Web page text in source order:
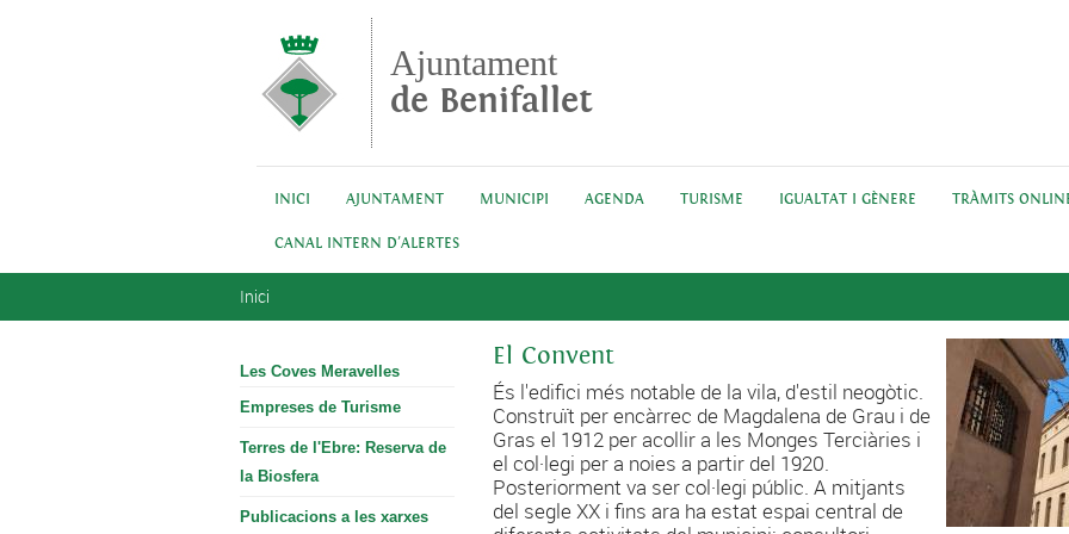
Ajuntament
de Benifallet
INICI AJUNTAMENT MUNICIPI AGENDA TURISME IGUALTAT I GÈNERE TRÀMITS
CANAL INTERN D'ALERTES
Inici
Les Coves Meravelles
Empreses de Turisme
Terres de l'Ebre: Reserva de
la Biosfera
Publicacions a les xarxes
El Convent
És l'edifici més notable de la vila, d'estil neogòtic.
Construït per encàrrec de Magdalena de Grau i de
Gras el 1912 per acollir a les Monges Terciàries i
el col·legi per a noies a partir del 1920.
Posteriorment va ser col·legi públic. A mitjants
del segle XX i fins ara ha estat espai central de